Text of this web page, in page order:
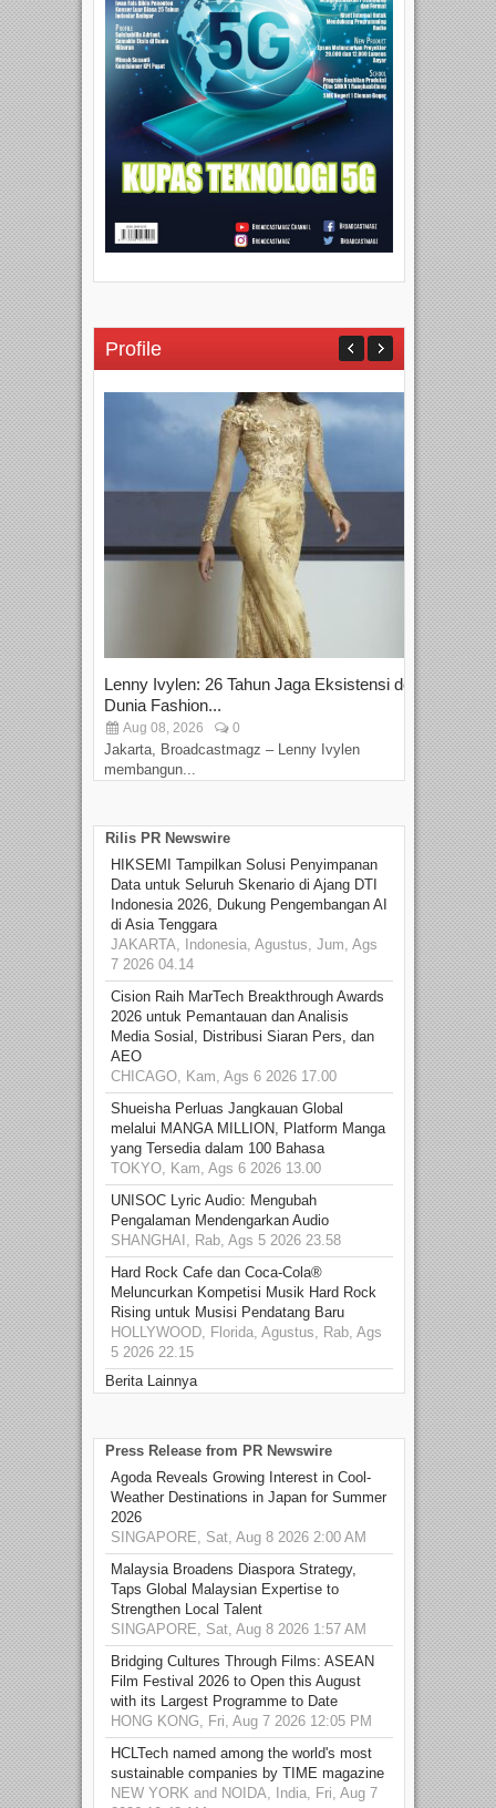
Profile
Lenny Ivylen: 26 Tahun Jaga Eksistensi do
Dunia Fashion...
Aug 08, 2026 0
Jakarta, Broadcastmagz – Lenny Ivylen
membangun...
Rilis PR Newswire
HIKSEMI Tampilkan Solusi Penyimpanan
Data untuk Seluruh Skenario di Ajang DTI
Indonesia 2026, Dukung Pengembangan AI
di Asia Tenggara
JAKARTA, Indonesia, Agustus, Jum, Ags
7 2026 04.14
Cision Raih MarTech Breakthrough Awards
2026 untuk Pemantauan dan Analisis
Media Sosial, Distribusi Siaran Pers, dan
AEO
CHICAGO, Kam, Ags 6 2026 17.00
Shueisha Perluas Jangkauan Global
melalui MANGA MILLION, Platform Manga
yang Tersedia dalam 100 Bahasa
TOKYO, Kam, Ags 6 2026 13.00
UNISOC Lyric Audio: Mengubah
Pengalaman Mendengarkan Audio
SHANGHAI, Rab, Ags 5 2026 23.58
Hard Rock Cafe dan Coca-Cola®
Meluncurkan Kompetisi Musik Hard Rock
Rising untuk Musisi Pendatang Baru
HOLLYWOOD, Florida, Agustus, Rab, Ags
5 2026 22.15
Berita Lainnya
Press Release from PR Newswire
Agoda Reveals Growing Interest in Cool-
Weather Destinations in Japan for Summer
2026
SINGAPORE, Sat, Aug 8 2026 2:00 AM
Malaysia Broadens Diaspora Strategy,
Taps Global Malaysian Expertise to
Strengthen Local Talent
SINGAPORE, Sat, Aug 8 2026 1:57 AM
Bridging Cultures Through Films: ASEAN
Film Festival 2026 to Open this August
with its Largest Programme to Date
HONG KONG, Fri, Aug 7 2026 12:05 PM
HCLTech named among the world's most
sustainable companies by TIME magazine
NEW YORK and NOIDA, India, Fri, Aug 7